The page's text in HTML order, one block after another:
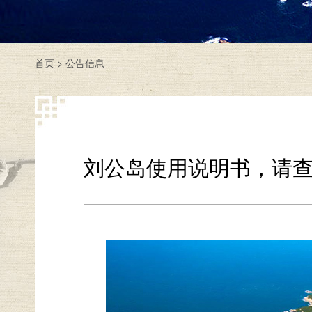
首页> 公告信息
刘公岛使用说明书，请